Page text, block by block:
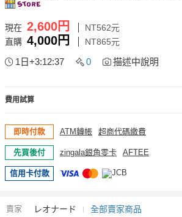
現在 2,600円
NT562元
直購 4,000円 NT865元
1日+3:12:37 0 描述中說明
費用試算
即時付款 ATM轉帳 超商代碼繳費
先買後付 zingala銀角零卡 AFTEE
信用卡付款
賣家 レオナード 全部賣家商品